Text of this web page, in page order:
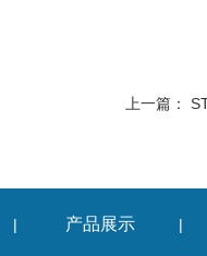
上一篇：
| 产品展示 |